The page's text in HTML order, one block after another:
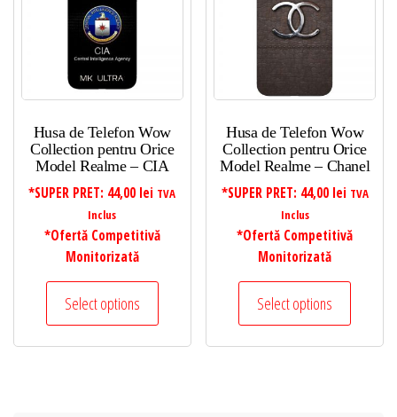
Husa de Telefon Wow
Collection pentru Orice
Model Realme – CIA
*SUPER PRET: 44,00 lei TVA
Inclus
*Ofertă Competitivă
Monitorizată
Select options
Husa de Telefon Wow
Collection pentru Orice
Model Realme – Chanel
*SUPER PRET: 44,00 lei TVA
Inclus
*Ofertă Competitivă
Monitorizată
Select options